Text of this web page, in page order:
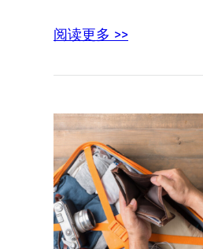
阅读更多 >>